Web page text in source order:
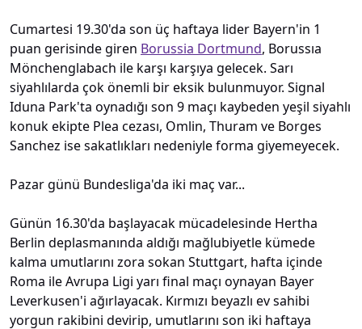
Cumartesi 19.30'da son üç haftaya lider Bayern'in 1
puan gerisinde giren Borussia Dortmund, Borussıa
Mönchenglabach ile karşı karşıya gelecek. Sarı
siyahlılarda çok önemli bir eksik bulunmuyor. Signal
Iduna Park'ta oynadığı son 9 maçı kaybeden yeşil siyahlı
konuk ekipte Plea cezası, Omlin, Thuram ve Borges
Sanchez ise sakatlıkları nedeniyle forma giyemeyecek.
Pazar günü Bundesliga'da iki maç var...
Günün 16.30'da başlayacak mücadelesinde Hertha
Berlin deplasmanında aldığı mağlubiyetle kümede
kalma umutlarını zora sokan Stuttgart, hafta içinde
Roma ile Avrupa Ligi yarı final maçı oynayan Bayer
Leverkusen'i ağırlayacak. Kırmızı beyazlı ev sahibi
yorgun rakibini devirip, umutlarını son iki haftaya